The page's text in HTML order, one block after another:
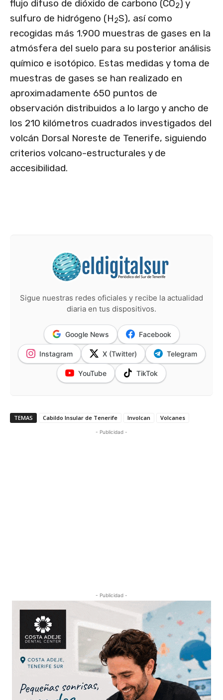
flujo difuso de dióxido de carbono (CO2) y
sulfuro de hidrógeno (H2S), así como
recogidas más 1.900 muestras de gases en la
atmósfera del suelo para su posterior análisis
químico e isotópico. Estas medidas y toma de
muestras de gases se han realizado en
aproximadamente 650 puntos de
observación distribuidos a lo largo y ancho de
los 210 kilómetros cuadrados investigados del
volcán Dorsal Noreste de Tenerife, siguiendo
criterios volcano-estructurales y de
accesibilidad.
Sigue nuestras redes oficiales y recibe la actualidad
diaria en tus dispositivos.
Google News Facebook
Instagram X (Twitter) Telegram
YouTube TikTok
TEMAS Cabildo Insular de Tenerife Involcan Volcanes
- Publicidad -
- Publicidad -